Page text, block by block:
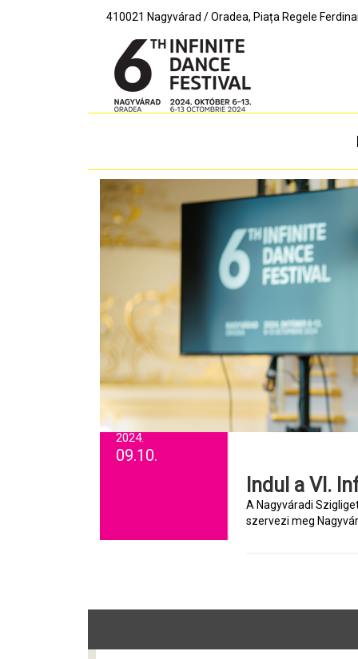
410021 Nagyvárad / Oradea, Piața Regele
2024.
09.10.
Indul a VI.
A Nagyváradi
szervezi meg